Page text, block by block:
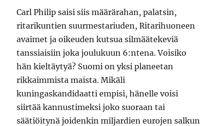
Carl Philip saisi siis määrärahan, palatsin,
ritarikuntien suurmestariuden, Ritarihuoneen
avaimet ja oikeuden kutsua silmäätekeviä
tanssiaisiin joka joulukuun 6:ntena. Voisiko
hän kieltäytyä? Suomi on yksi planeetan
rikkaimmista maista. Mikäli
kuningaskandidaatti empisi, hänelle voisi
siirtää kannustimeksi joko suoraan tai
säätiöitynä joidenkin miljardien eurojen salkun